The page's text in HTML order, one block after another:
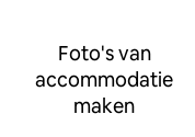
Foto's van
accommodatie
maken